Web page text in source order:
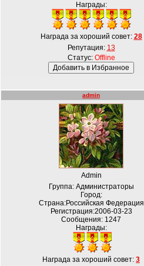
Награды:
Награда за хороший совет: 28
Репутация: 13
Статус: Offline
admin
Admin
Группа: Администраторы
Город:
Страна:Российская Федерация
Регистрация:2006-03-23
Сообщения: 1247
Награды:
Награда за хороший совет: 3